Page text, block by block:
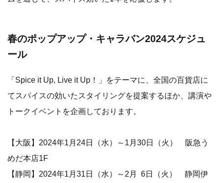
春のポップアップ・キャラバン2024スケジュ
ール
「Spice it Up, Live it Up！」をテーマに、全国の百貨店に
てスパイスの効いたスタイリングを提案するほか、講演や
トークイベントを企画しております。
【大阪】2024年1月24日（水）～1月30日（火） 阪急う
めだ本店1F
【静岡】2024年1月31日（水）～2月 6日（火） 静岡伊